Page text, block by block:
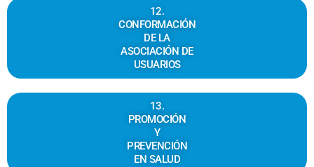
12.
CONFORMACIÓN
DE LA
ASOCIACIÓN DE
USUARIOS
13.
PROMOCIÓN
Y
PREVENCIÓN
EN SALUD